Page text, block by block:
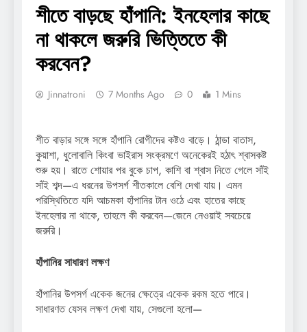
শীতে বাড়ছে হাঁপানি: ইনহেলার কাছে
না থাকলে জরুরি ভিত্তিতে কী
করবেন?
Jinnatroni 7 Months Ago 0 1 Mins
শীত বাড়ার সঙ্গে সঙ্গে হাঁপানি রোগীদের কষ্টও বাড়ে। ঠান্ডা বাতাস,
কুয়াশা, ধুলোবালি কিংবা ভাইরাস সংক্রমণে অনেকেরই হঠাৎ শ্বাসকষ্ট
শুরু হয়। রাতে শোয়ার পর বুকে চাপ, কাশি বা শ্বাস নিতে গেলে সাঁই
সাঁই শব্দ—এ ধরনের উপসর্গ শীতকালে বেশি দেখা যায়। এমন
পরিস্থিতিতে যদি আচমকা হাঁপানির টান ওঠে এবং হাতের কাছে
ইনহেলার না থাকে, তাহলে কী করবেন—জেনে নেওয়াই সবচেয়ে
জরুরি।
হাঁপানির সাধারণ লক্ষণ
হাঁপানির উপসর্গ একেক জনের ক্ষেত্রে একেক রকম হতে পারে।
সাধারণত যেসব লক্ষণ দেখা যায়, সেগুলো হলো—